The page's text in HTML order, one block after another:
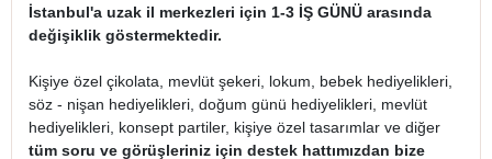
İstanbul'a uzak il merkezleri için 1-3 İŞ GÜNÜ arasında
değişiklik göstermektedir.
Kişiye özel çikolata, mevlüt şekeri, lokum, bebek hediyelikleri,
söz - nişan hediyelikleri, doğum günü hediyelikleri, mevlüt
hediyelikleri, konsept partiler, kişiye özel tasarımlar ve diğer
tüm soru ve görüşleriniz için destek hattımızdan bize